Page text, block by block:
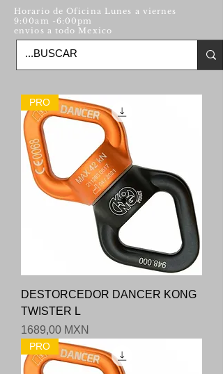
Horario de Oficina Lunes a viernes
9:00am -6:00pm
envios a todo Mexico
PRO
DESTORCEDOR DANCER KONG
TWISTER L
Precio
1689,00 MXN
PRO